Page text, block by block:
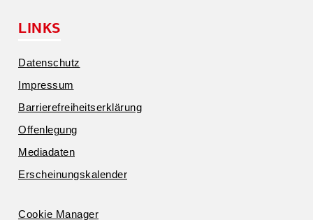
LINKS
Daten­schutz
Impressum
Barrie­re­frei­heits­er­klärung
Offen­legung
Media­daten
Erschei­nungs­ka­lender
Cookie Manager